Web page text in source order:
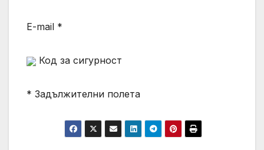
E-mail *
Код за сигурност
* Задължителни полета